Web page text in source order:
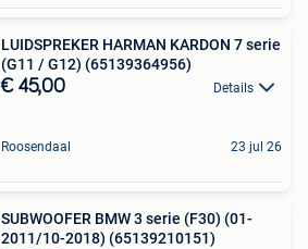
LUIDSPREKER HARMAN KARDON 7 serie
(G11 / G12) (65139364956)
€ 45,00 Details
Roosendaal 23 jul 26
SUBWOOFER BMW 3 serie (F30) (01-
2011/10-2018) (65139210151)